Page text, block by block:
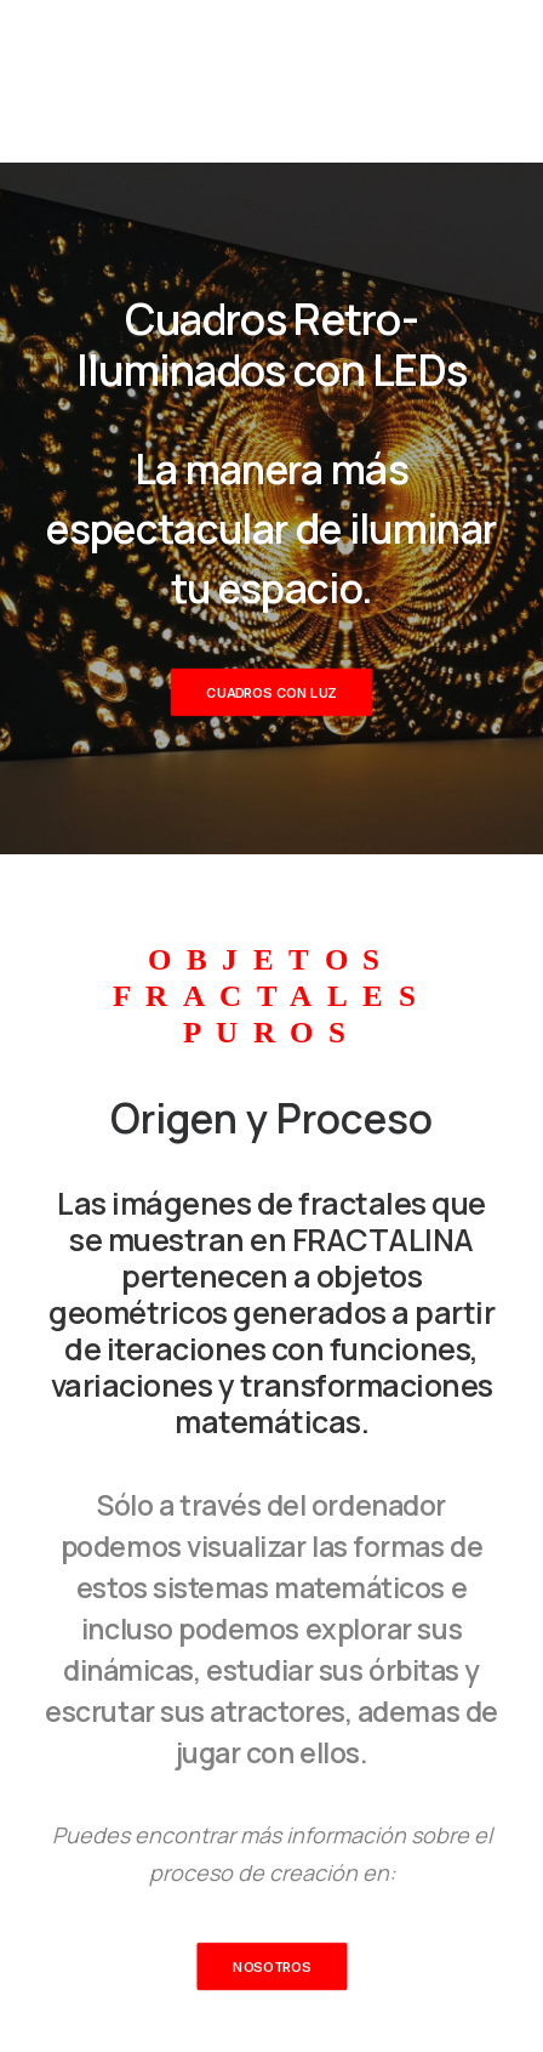
Cuadros Retro-
Iluminados con LEDs
La manera más
espectacular de iluminar
tu espacio.
CUADROS CON LUZ
OBJETOS
FRACTALES
PUROS
Origen y Proceso
Las imágenes de fractales que
se muestran en FRACTALINA
pertenecen a objetos
geométricos generados a partir
de iteraciones con funciones,
variaciones y transformaciones
matemáticas.
Sólo a través del ordenador
podemos visualizar las formas de
estos sistemas matemáticos e
incluso podemos explorar sus
dinámicas, estudiar sus órbitas y
escrutar sus atractores, ademas de
jugar con ellos.
Puedes encontrar más información sobre el
proceso de creación en:
NOSOTROS